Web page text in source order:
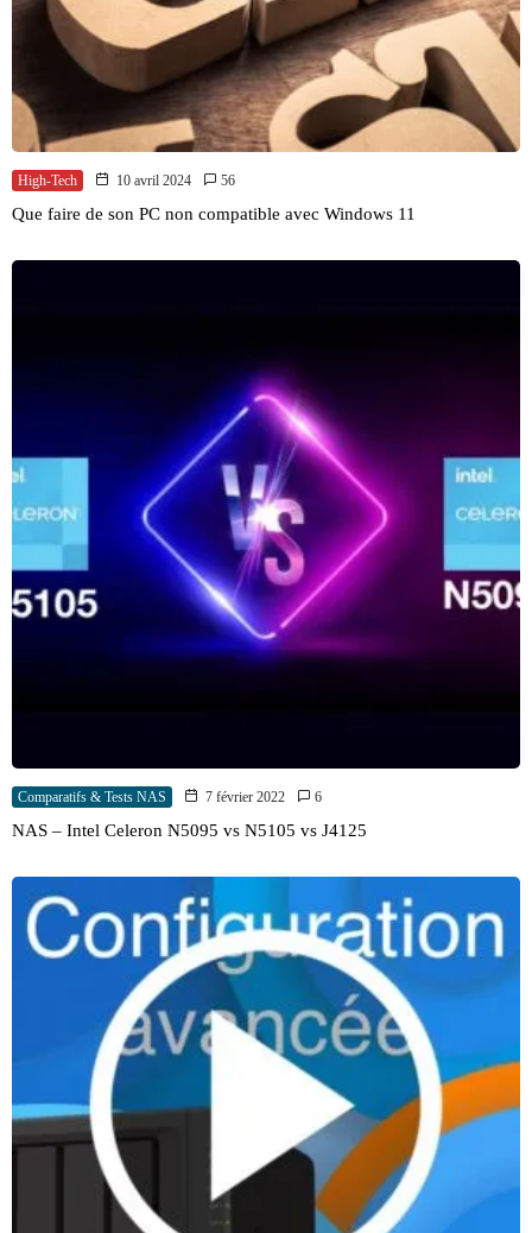
High-Tech 10 avril 2024 56
Que faire de son PC non compatible avec Windows 11
Comparatifs & Tests NAS 7 février 2022 6
NAS – Intel Celeron N5095 vs N5105 vs J4125